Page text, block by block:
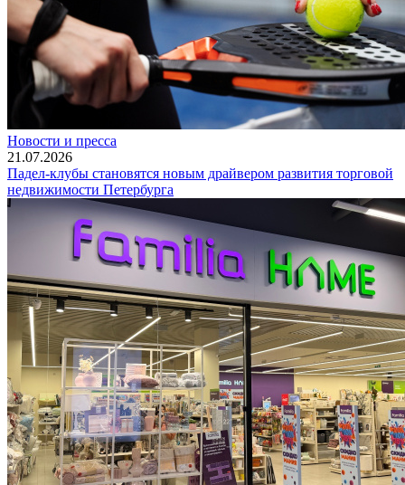
Новости и пресса
21.07.2026
Падел-клубы становятся новым драйвером развития торговой
недвижимости Петербурга